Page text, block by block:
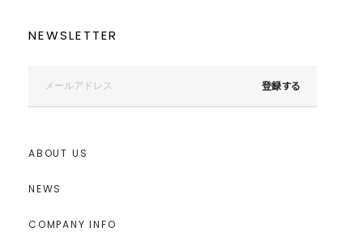
NEWSLETTER
登録する
ABOUT US
NEWS
COMPANY INFO